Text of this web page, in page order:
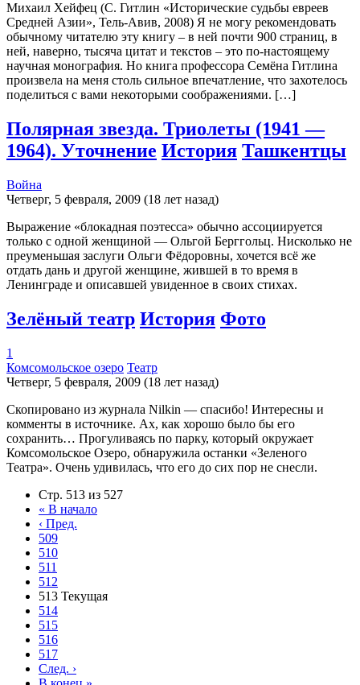
Михаил Хейфец (С. Гитлин «Исторические судьбы евреев
Средней Азии», Тель-Авив, 2008) Я не могу рекомендовать
обычному читателю эту книгу – в ней почти 900 страниц, в
ней, наверно, тысяча цитат и текстов – это по-настоящему
научная монография. Но книга профессора Семёна Гитлина
произвела на меня столь сильное впечатление, что захотелось
поделиться с вами некоторыми соображениями. […]
Полярная звезда. Триолеты (1941 —
1964). Уточнение История Ташкентцы
Война
Четверг, 5 февраля, 2009 (18 лет назад)
Выражение «блокадная поэтесса» обычно ассоциируется
только с одной женщиной — Ольгой Берггольц. Нисколько не
преуменьшая заслуги Ольги Фёдоровны, хочется всё же
отдать дань и другой женщине, жившей в то время в
Ленинграде и описавшей увиденное в своих стихах.
Зелёный театр История Фото
1
Комсомольское озеро Театр
Четверг, 5 февраля, 2009 (18 лет назад)
Скопировано из журнала Nilkin — спасибо! Интересны и
комменты в источнике. Ах, как хорошо было бы его
сохранить… Прогуливаясь по парку, который окружает
Комсомольское Озеро, обнаружила останки «Зеленого
Театра». Очень удивилась, что его до сих пор не снесли.
Стр. 513 из 527
« В начало
‹ Пред.
509
510
511
512
513 Текущая
514
515
516
517
След. ›